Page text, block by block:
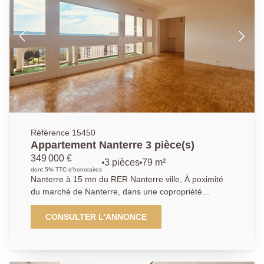
descriptif. Un second emplacement de parking est
possible en sus.
Référence 15450
Appartement Nanterre 3 pièce(s)
349 000 €
dont 5% TTC d'honoraires
3 pièces 79 m²
Nanterre à 15 mn du RER Nanterre ville, À poximité
du marché de Nanterre, dans une copropriété
familiale avec gardien, pocédant de nombreux
espaces verts. Cet appartement traversant de 79 m²
d'une très belle luminosité. Il se compose d'une belle
CONSULTER L'ANNONCE